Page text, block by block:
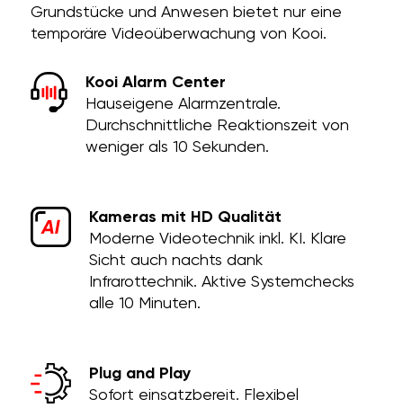
Grundstücke und Anwesen bietet nur eine
temporäre Videoüberwachung von Kooi.
Kooi Alarm Center
Hauseigene Alarmzentrale.
Durchschnittliche Reaktionszeit von
weniger als 10 Sekunden.
Kameras mit HD Qualität
Moderne Videotechnik inkl. KI. Klare
Sicht auch nachts dank
Infrarottechnik. Aktive Systemchecks
alle 10 Minuten.
Plug and Play
Sofort einsatzbereit. Flexibel